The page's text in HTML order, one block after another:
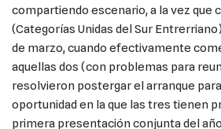
compartiendo escenario, a la vez que
(Categorías Unidas del Sur
de marzo, cuando efectivamente
aquellas dos (con problemas para
resolvieron postergar el arranque para
oportunidad en la que las tres tienen
primera presentación conjunta del